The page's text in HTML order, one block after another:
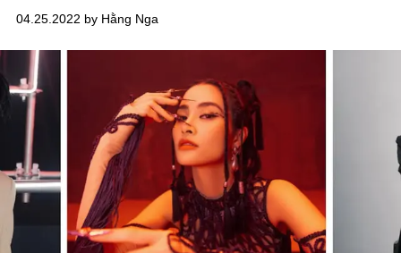
ãng mỹ phẩm Milani Cosmetics cho rằng lời khai
của nữ diễn viên về việc bị bạo hành có chi tiết không
đúng sự thật.
04.25.2022 by Hằng Nga